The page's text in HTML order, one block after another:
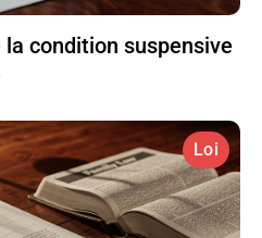
condition suspensive
Loi